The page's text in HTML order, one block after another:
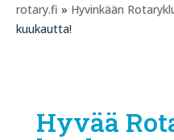
rotary.fi » Hyvinkään
kuukautta!
Hyvää